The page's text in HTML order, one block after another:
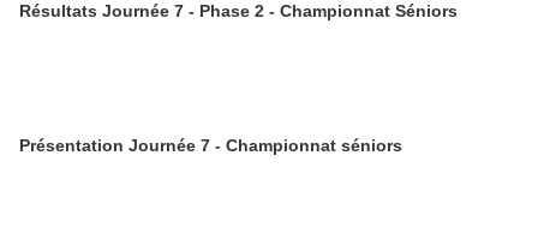
Résultats Journée 7 - Phase 2 - Championnat Séniors
Présentation Journée 7 - Championnat séniors